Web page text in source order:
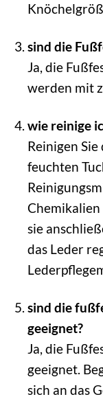
sind die
Ja, die
werden mit
wie reinige
Reinigen
feuchten
Chemikalien
sie
das Leder
sind die
geeignet?
Ja, die
geeignet.
sich an das